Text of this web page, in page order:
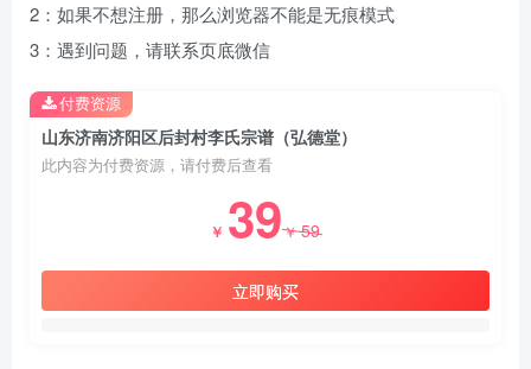
2：如果不想注册，那么浏览器不能是无痕模式
3：遇到问题，请联系页底微信
山东济南济阳区后封村李氏宗谱（弘德堂）
此内容为付费资源，请付费后查看
￥ 39￥59
立即购买
付费资源